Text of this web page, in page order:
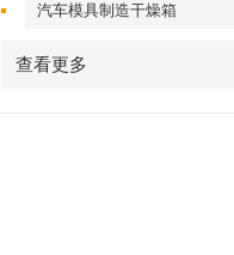
汽车模具制造干燥箱
查看更多